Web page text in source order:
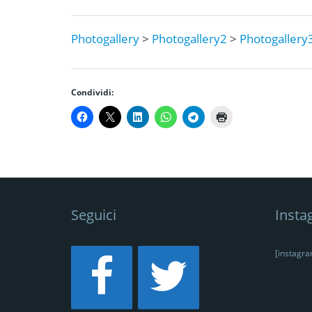
Photogallery> Photogallery2 >
Condividi:
Seguici